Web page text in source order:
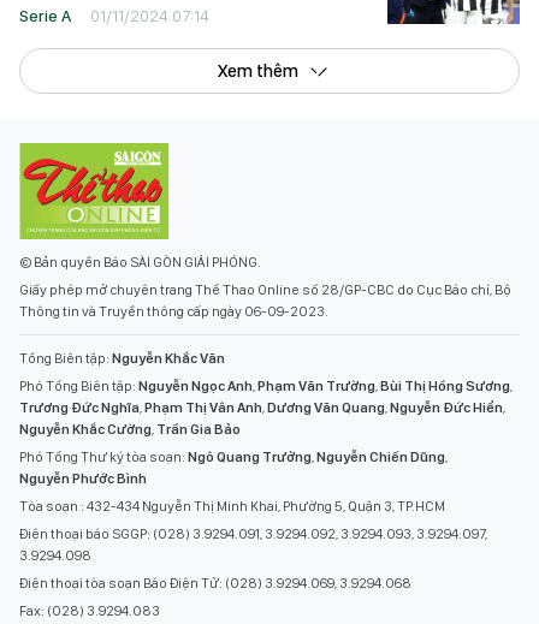
Serie A 01/11/2024 07:14
Xem thêm
© Bản quyền Báo SÀI GÒN GIẢI PHÓNG.
Giấy phép mở chuyên trang Thể Thao Online số 28/GP-CBC do Cục Báo chí, Bộ
Thông tin và Truyền thông cấp ngày 06-09-2023.
Tổng Biên tập: Nguyễn Khắc Văn
Phó Tổng Biên tập: Nguyễn Ngọc Anh,Phạm Văn Trường,Bùi Thị Hồng Sương,
Trương Đức Nghĩa,Phạm Thị Vân Anh,Dương Văn Quang,Nguyễn Đức Hiển,
Nguyễn Khắc Cường, Trần Gia Bảo
Phó Tổng Thư ký tòa soạn: Ngô Quang Trưởng,Nguyễn Chiến Dũng,
Nguyễn Phước Bình
Tòa soạn : 432-434 Nguyễn Thị Minh Khai, Phường 5, Quận 3, TP.HCM
Điện thoại báo SGGP: (028) 3.9294.091, 3.9294.092, 3.9294.093, 3.9294.097,
3.9294.098
Điện thoại tòa soạn Báo Điện Tử: (028) 3.9294.069, 3.9294.068
Fax: (028) 3.9294.083